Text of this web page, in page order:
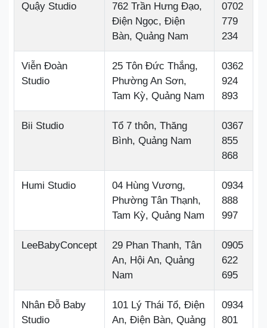
Quậy Studio
762 Trần Hưng Đạo,
Điện Ngọc, Điện
Bàn, Quảng Nam
0702
779
234
Viễn Đoàn
Studio
25 Tôn Đức Thắng,
Phường An Sơn,
Tam Kỳ, Quảng Nam
0362
924
893
Bii Studio
Tổ 7 thôn, Thăng
Bình, Quảng Nam
0367
855
868
Humi Studio
04 Hùng Vương,
Phường Tân Thạnh,
Tam Kỳ, Quảng Nam
0934
888
997
LeeBabyConcept
29 Phan Thanh, Tân
An, Hội An, Quảng
Nam
0905
622
695
Nhân Đỗ Baby
Studio
101 Lý Thái Tổ, Điện
An, Điện Bàn, Quảng
0934
801